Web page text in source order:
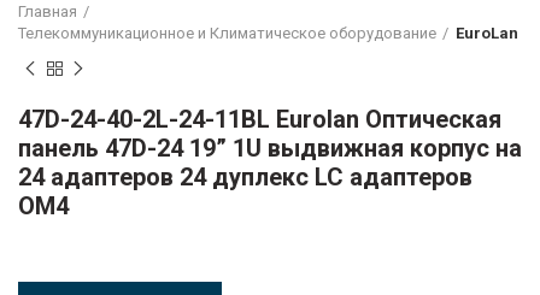
Главная
Телекоммуникационное и Климатическое оборудование
EuroLan
47D-24-40-2L-24-11BL Eurolan Оптическая
панель 47D-24 19” 1U выдвижная корпус на
24 адаптеров 24 дуплекс LC адаптеров
OM4